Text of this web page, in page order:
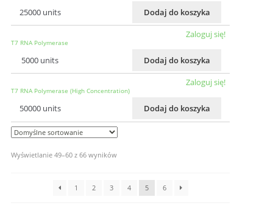
25000 units Dodaj do koszyka
T7 RNA Polymerase
5000 units
Zaloguj się!
Dodaj do koszyka
T7 RNA Polymerase (High Concentration)
50000 units
Zaloguj się!
Dodaj do koszyka
Wyświetlanie 49–60 z 66 wyników
1 2 3 4 5 6